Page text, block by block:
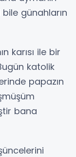
günahların
karısı ile bir
katolik
papazın
bana